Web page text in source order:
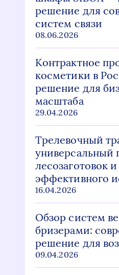
решение для
систем связи
08.06.2026
Контрактное
косметики в
решение для
масштаба
29.04.2026
Трелевочный
лесозаготовок
эффективного
16.04.2026
Обзор систем
бризерами:
решение для
09.04.2026